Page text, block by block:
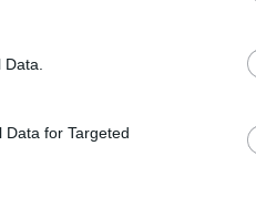
for Targeted
στο Αστεροσκοπείο
συνεχισθεί τόσο